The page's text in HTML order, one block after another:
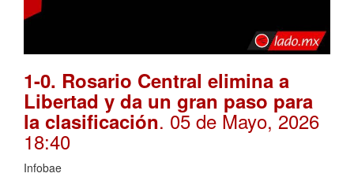
1-0. Rosario Central elimina a
Libertad y da un gran paso para
la clasificación. 05 de Mayo, 2026
18:40
Infobae